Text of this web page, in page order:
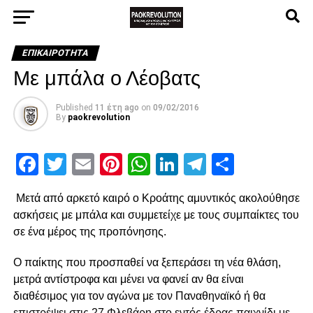
ΕΠΙΚΑΙΡΌΤΗΤΑ
Με μπάλα ο Λέοβατς
Published 11 έτη ago on 09/02/2016
By paokrevolution
Facebook
Twitter
EmailPinterest
WhatsApp
LinkedIn
Telegram
Μετά από αρκετό καιρό ο Κροάτης αμυντικός ακολούθησε
ασκήσεις με μπάλα και συμμετείχε με τους συμπαίκτες του
σε ένα μέρος της προπόνησης.
Ο παίκτης που προσπαθεί να ξεπεράσει τη νέα θλάση,
μετρά αντίστροφα και μένει να φανεί αν θα είναι
διαθέσιμος για τον αγώνα με τον Παναθηναϊκό ή θα